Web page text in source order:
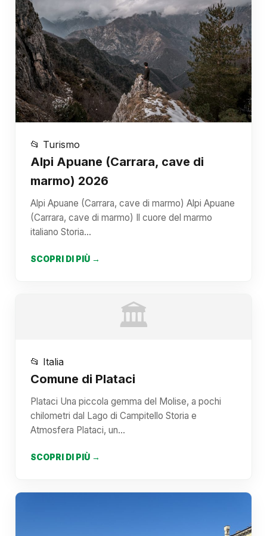
📂 Turismo
Alpi Apuane (Carrara, cave di
marmo) 2026
Alpi Apuane (Carrara, cave di marmo) Alpi Apuane
(Carrara, cave di marmo) Il cuore del marmo
italiano Storia…
SCOPRI DI PIÙ →
🏛️
📂 Italia
Comune di Plataci
Plataci Una piccola gemma del Molise, a pochi
chilometri dal Lago di Campitello Storia e
Atmosfera Plataci, un…
SCOPRI DI PIÙ →